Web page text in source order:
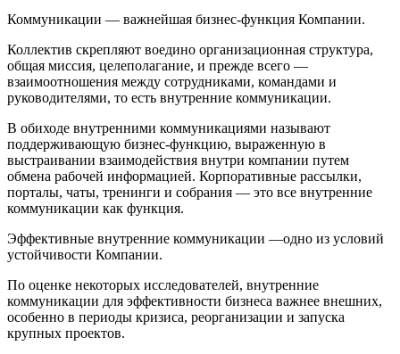
Коммуникации — важнейшая бизнес-функция Компании.
Коллектив скрепляют воедино организационная структура,
общая миссия, целеполагание, и прежде всего —
взаимоотношения между сотрудниками, командами и
руководителями, то есть внутренние коммуникации.
В обиходе внутренними коммуникациями называют
поддерживающую бизнес-функцию, выраженную в
выстраивании взаимодействия внутри компании путем
обмена рабочей информацией. Корпоративные рассылки,
порталы, чаты, тренинги и собрания — это все внутренние
коммуникации как функция.
Эффективные внутренние коммуникации —одно из условий
устойчивости Компании.
По оценке некоторых исследователей, внутренние
коммуникации для эффективности бизнеса важнее внешних,
особенно в периоды кризиса, реорганизации и запуска
крупных проектов.